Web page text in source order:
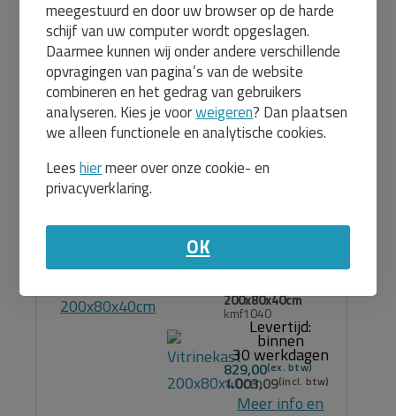
meegestuurd en door uw browser op de harde
schijf van uw computer wordt opgeslagen.
Daarmee kunnen wij onder andere verschillende
opvragingen van pagina’s van de website
combineren en het gedrag van gebruikers
analyseren. Kies je voorweigeren? Dan plaatsen
we alleen functionele en analytische cookies.
Leeshiermeer over onze cookie- en
privacyverklaring.
OK
bestel
27 Vitrinekast
200x60x40cm
kmf1039
Levertijd:
binnen
30 werkdagen
729,00
882,09
bestel
200x80x40cm
kmf1040
Levertijd:
binnen
30 werkdagen
829,00
1.003,09
Meer info en